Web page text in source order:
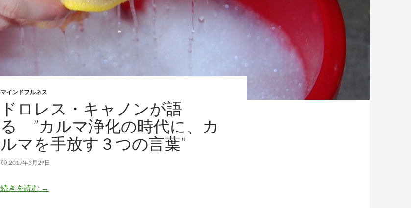
マインドフルネス
ドロレス・キャノンが語
る ”カルマ浄化の時代に、カ
ルマを手放す３つの言葉”
2017年3月29日
続きを読む ドロレス・キャノンが語る ”カルマ浄化の時代に、カルマを手放す３つの言葉”
→